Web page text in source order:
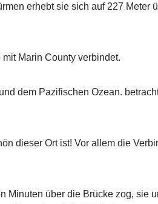
erhebt sie sich auf 227 Meter
Marin County verbindet.
dem Pazifischen Ozean.
dieser Ort ist! Vor allem die
Minuten über die Brücke zog, sie